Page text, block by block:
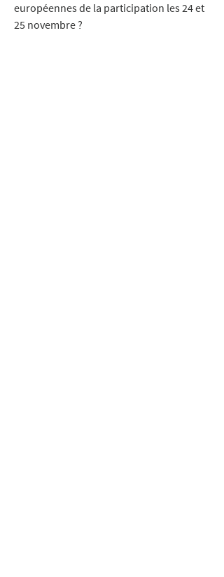
européennes de la participation les 24 et
25 novembre ?